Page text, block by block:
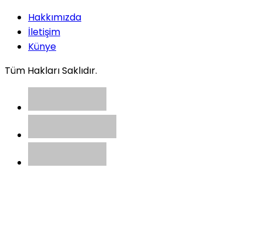
Hakkımızda
İletişim
Künye
Tüm Hakları Saklıdır.